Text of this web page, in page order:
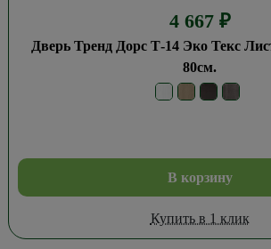
4 667 ₽
Дверь Тренд Дорс Т-14 Эко Текс
80см.
В корзину
Купить в 1 клик